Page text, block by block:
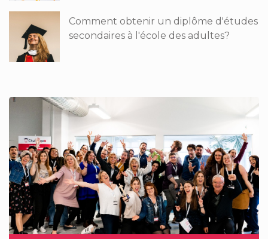
Comment obtenir un diplôme d'études
secondaires à l'école des adultes?